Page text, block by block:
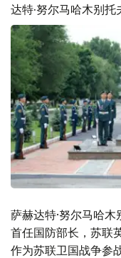
达特·努尔马哈木别托
萨赫达特·努尔马哈
首任国防部长，苏联
作为苏联卫国战争参